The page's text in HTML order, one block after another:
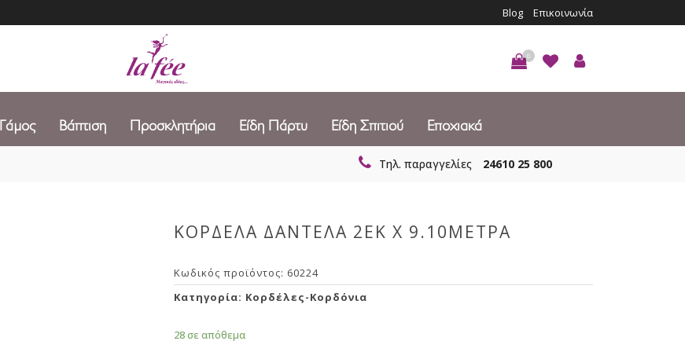
Blog Επικοινωνία
0
Γάμος Βάπτιση Προσκλητήρια Είδη Πάρτυ Είδη Σπιτιού Εποχιακά
Τηλ. παραγγελίες 24610 25 800
ΚΟΡΔΕΛΑ ΔΑΝΤΕΛΑ 2ΕΚ Χ 9.10ΜΕΤΡΑ
Κωδικός προϊόντος: 60224
Κατηγορία: Κορδέλες-Κορδόνια
28 σε απόθεμα